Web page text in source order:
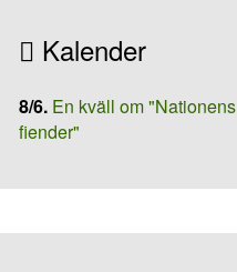
Kalender
8/6. En kväll om "Nationens
fiender"